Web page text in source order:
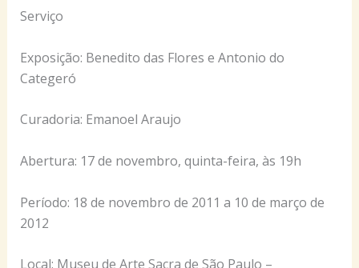
Serviço
Exposição: Benedito das Flores e Antonio do
Categeró
Curadoria: Emanoel Araujo
Abertura: 17 de novembro, quinta-feira, às 19h
Período: 18 de novembro de 2011 a 10 de março de
2012
Local: Museu de Arte Sacra de São Paulo –